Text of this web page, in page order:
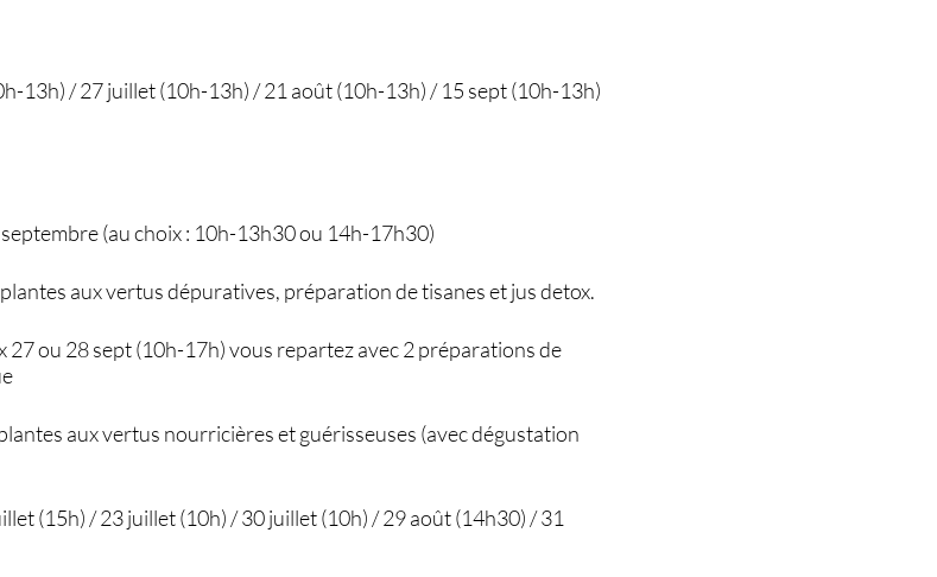
13h) / 27 juillet (10h-13h) / 21 août (10h-13h) / 15 sept (10h-13h)
(au choix : 10h-13h30 ou 14h-17h30)
aux vertus dépuratives, préparation de tisanes et jus detox.
27 ou 28 sept (10h-17h) vous repartez avec 2 préparations de
aux vertus nourricières et guérisseuses (avec dégustation
(15h) / 23 juillet (10h) / 30 juillet (10h) / 29 août (14h30) / 31